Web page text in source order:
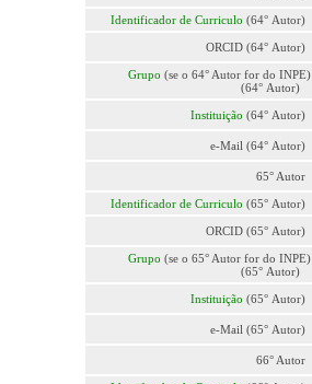
Identificador de Curriculo (64° Autor)
ORCID (64° Autor)
Grupo (se o 64° Autor for do INPE)
(64° Autor)
Instituição (64° Autor)
e-Mail (64° Autor)
65° Autor
Identificador de Curriculo (65° Autor)
ORCID (65° Autor)
Grupo (se o 65° Autor for do INPE)
(65° Autor)
Instituição (65° Autor)
e-Mail (65° Autor)
66° Autor